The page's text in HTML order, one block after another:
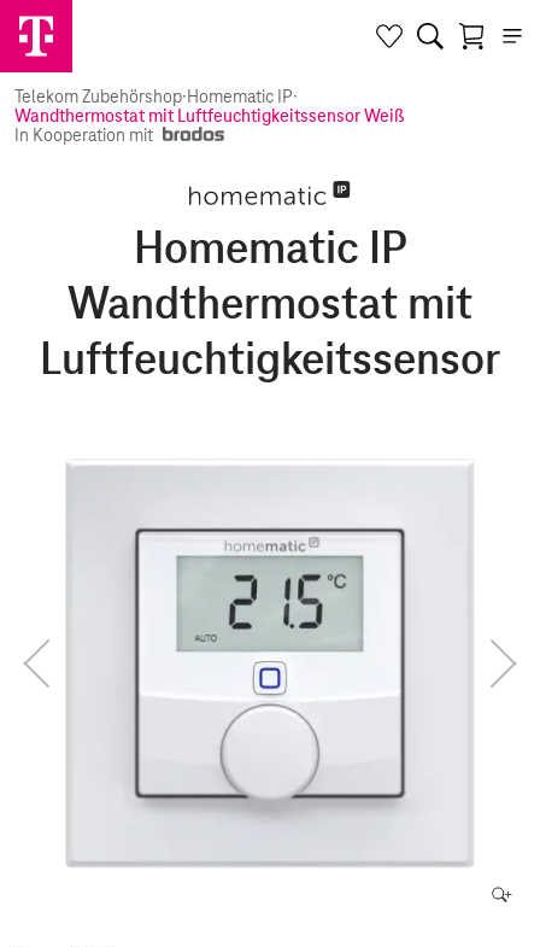
Telekom Zubehörshop·Homematic IP·
Wandthermostat mit Luftfeuchtigkeitssensor Weiß
In Kooperation mit
Homematic IP
Wandthermostat mit
Luftfeuchtigkeitssensor